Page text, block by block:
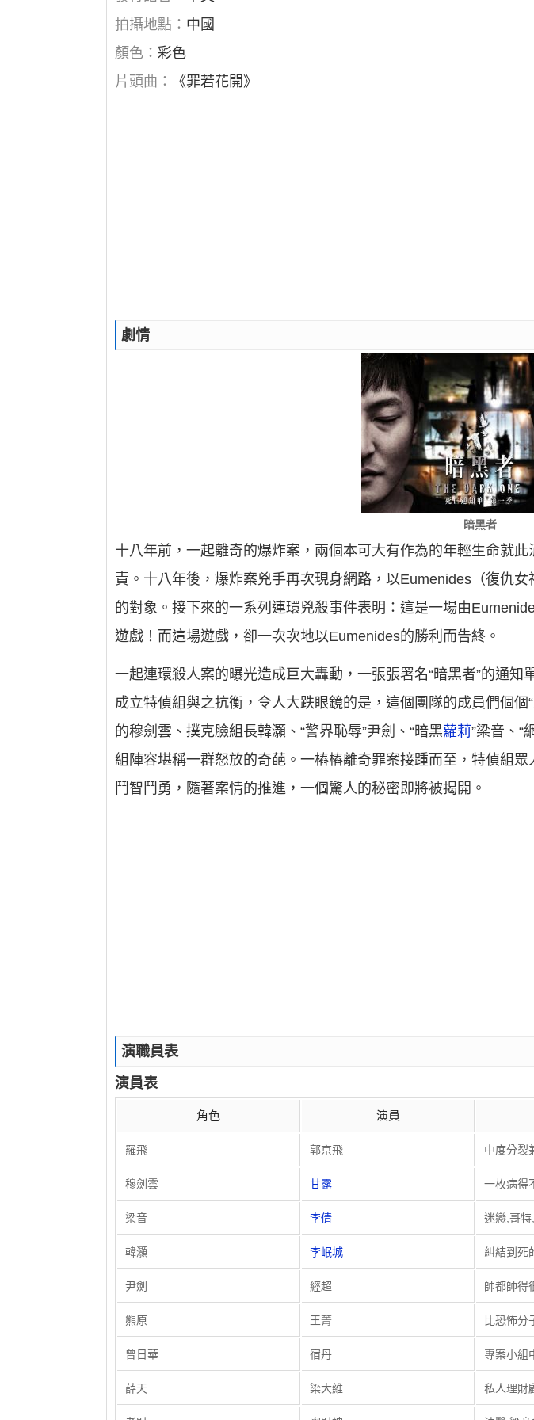
拍攝地點： 中國
顏色：彩色
片頭曲：
《罪若花開》
劇情
暗黑者
十八年前，一起離奇的爆炸案，兩個本可大有作為的年輕生命就
責。十八年後，爆炸案兇手再次現身網路，以Eumenides（復仇
的對象。接下來的一系列連環兇殺事件表明：這是一場由
遊戲！而這場遊戲，卻一次次地以Eumenides的勝利而告終。
一起連環殺人案的曝光造成巨大轟動，一張張署名“暗黑者”的通
成立特偵組與之抗衡，令人大跌眼鏡的是，這個團隊的成員們個
的穆劍雲、撲克臉組長韓灝、“警界恥辱”尹劍、“暗黑蘿莉”梁音、
組陣容堪稱一群怒放的奇葩。一樁樁離奇罪案接踵而至，特偵組
鬥智鬥勇，隨著案情的推進，一個驚人的秘密即將被揭開。
演職員表
演員表
角色 演員
羅飛 郭京飛 中度分裂
穆劍雲 甘露 一枚病得
梁音 李倩 迷戀,哥
韓灝 李岷城 糾結到死
尹劍 經超 帥都帥得
熊原 王菁 比恐怖分
曾日華 宿丹 專案小組
薛天 梁大維 私人理財